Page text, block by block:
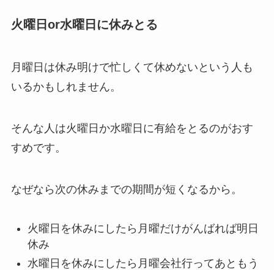
火曜日or水曜日に休みとる
月曜日は休み明けで忙しくて休めないという人も
いるかもしれません。
そんな人は火曜日か水曜日に有給をとるのがおす
すめです。
なぜなら次の休みまでの期間が短くなるから。
火曜日を休みにしたら月曜だけがんばれば明日
休み
水曜日を休みにしたら月曜会社行ってあともう